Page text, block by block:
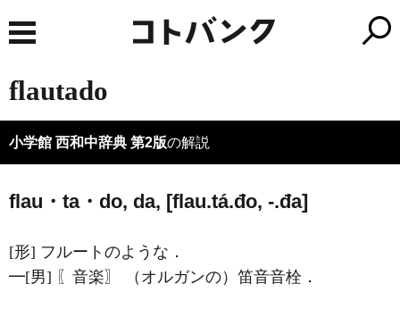
flautado
小学館 西和中辞典 第2版の解説
flau・ta・do, da, [flau.tá.đo, -.đa]
[形] フルートのような．
━[男] 〖音楽〗 （オルガンの）笛音音栓．